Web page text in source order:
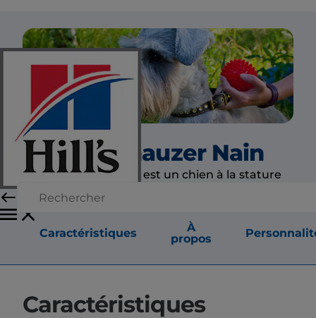
Le Schnauzer Nain
Le schnauzer nain est un chien à la stature
carrée et au poil dur.
Caractéristiques
À
propos
Caractéristiques